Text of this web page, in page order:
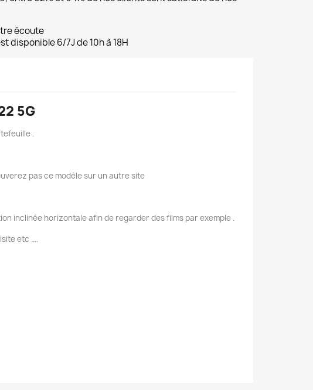
écoute
disponible 6/7J de 10h à 18H
5G
.
pas ce modèle sur un autre site
inclinée horizontale afin de regarder des films par exemple .
etc ....